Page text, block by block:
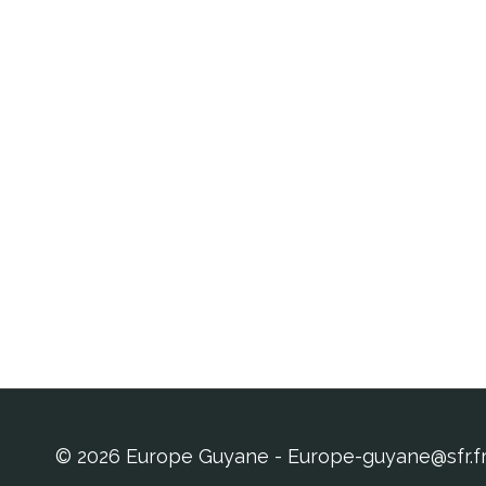
© 2026 Europe Guyane - Europe-